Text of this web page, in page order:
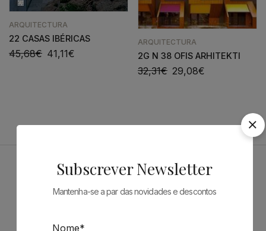
ARQUITECTURA
22 CASAS IBÉRICAS
45,68€ 41,11€
ARQUITECTURA
2G N 38 OFIS ARHITEKTI
32,31€ 29,08€
Patrocinadores
Subscrever Newsletter
Mantenha-se a par das novidades e descontos